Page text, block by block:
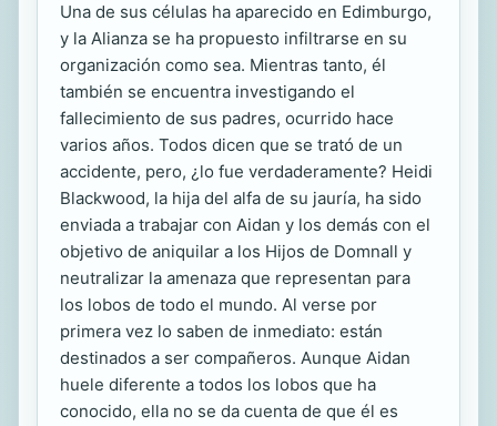
Una de sus células ha aparecido en Edimburgo,
y la Alianza se ha propuesto infiltrarse en su
organización como sea. Mientras tanto, él
también se encuentra investigando el
fallecimiento de sus padres, ocurrido hace
varios años. Todos dicen que se trató de un
accidente, pero, ¿lo fue verdaderamente? Heidi
Blackwood, la hija del alfa de su jauría, ha sido
enviada a trabajar con Aidan y los demás con el
objetivo de aniquilar a los Hijos de Domnall y
neutralizar la amenaza que representan para
los lobos de todo el mundo. Al verse por
primera vez lo saben de inmediato: están
destinados a ser compañeros. Aunque Aidan
huele diferente a todos los lobos que ha
conocido, ella no se da cuenta de que él es